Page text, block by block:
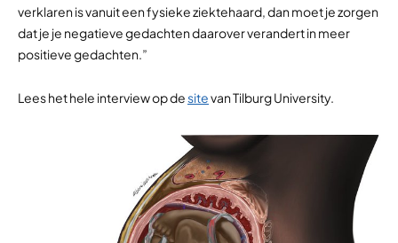
verklaren is vanuit een fysieke ziektehaard, dan moet je zorgen
dat je je negatieve gedachten daarover verandert in meer
positieve gedachten.”
Lees het hele interview op de sitevan Tilburg University.